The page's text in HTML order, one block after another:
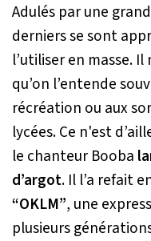
Adulés par une
derniers se sont
l’utiliser en masse.
qu’on l’entende
récréation ou aux
lycées. Ce n'est
le chanteur Booba
d’argot. Il l’a refait
“OKLM”, une
plusieurs